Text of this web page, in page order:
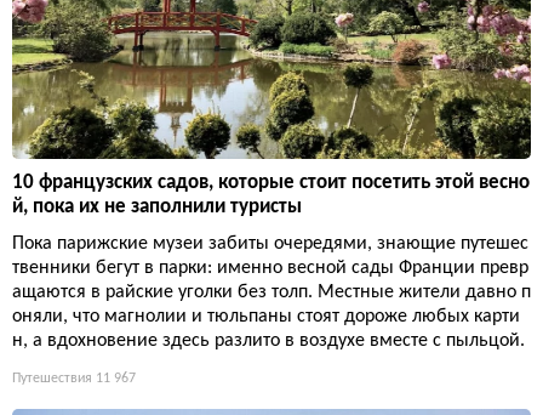
10 французских садов, которые стоит посетить этой весно
й, пока их не заполнили туристы
Пока парижские музеи забиты очередями, знающие путешес
твенники бегут в парки: именно весной сады Франции превр
ащаются в райские уголки без толп. Местные жители давно п
оняли, что магнолии и тюльпаны стоят дороже любых карти
н, а вдохновение здесь разлито в воздухе вместе с пыльцой.
Путешествия 11 967